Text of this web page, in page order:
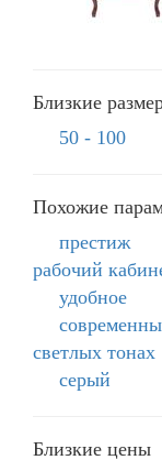
Близкие
50 - 100
Похожие
престиж
рабочий
удобное
светлых тонах
серый
Близкие цены